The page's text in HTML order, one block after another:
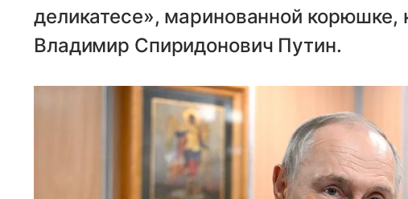
деликатесе», маринованной корюшке,
Владимир Спиридонович Путин.